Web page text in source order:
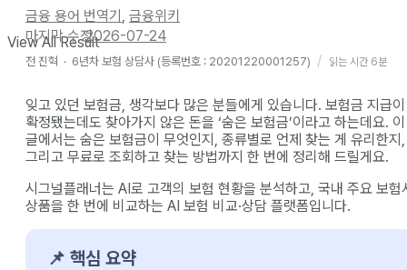
View All Result
금융 용어 번역기
금융위키
2026-07-24
전 진혁 · 6년차 보험 상담사 (등록번호 : 20201220001257) 읽는 시간 6분
잊고 있던 보험금, 생각보다 많은 분들에게 있습니다. 보험금 지급이
확정됐는데도 찾아가지 않은 돈을 ‘숨은 보험금’이라고 하는데요. 이
글에서는 숨은 보험금이 무엇인지, 종류별로 언제 찾는 게 유리한지,
그리고 무료로 조회하고 찾는 방법까지 한 번에 정리해 드릴게요.
시그널플래너는 AI로 고객의 보험 현황을 분석하고, 국내 주요 보험
상품을 한 번에 비교하는 AI 보험 비교·상담 플랫폼입니다.
📌 핵심 요약